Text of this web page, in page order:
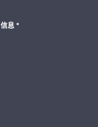
信息 *